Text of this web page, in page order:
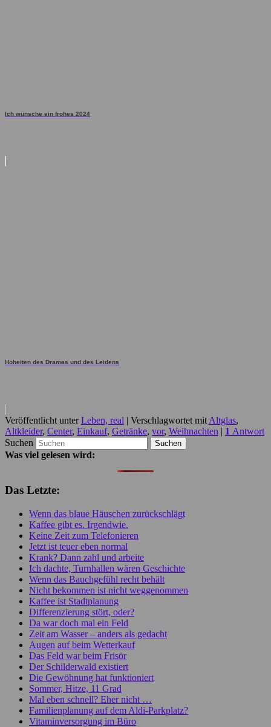
Ich wünsche ein frohes 2024
Hoheiten des Dramas und des Leidens
Veröffentlicht unter Leben, real | Verschlagwortet mit Altglas,
Altkleider, Center, Einkauf, Getränke, vor, Weihnachten | 1 Antwort
Suchen
Was viel gelesen wird:
Das Letzte:
Wenn das blaue Häuschen zurückschlägt
Kaffee gibt es. Irgendwie.
Keine Zeit zum Telefonieren
Jetzt ist teuer eben normal
Krank? Dann zahl und arbeite
Ich dachte, Turnhallen wären Geschichte
Wenn das Bauchgefühl recht behält
Nicht bekommen ist nicht weggenommen
Kaffee ist Stadtplanung
Differenzierung stört, oder?
Da war doch mal ein Feld
Zeit am Wasser – anders als gedacht
Augen auf beim Wetterkauf
Das Feld war beim Frisör
Der Schilderwald existiert
Die Gewöhnung hat funktioniert
Sommer, Hitze, 11 Grad
Mal eben schnell? Eher nicht …
Familienplanung auf dem Aldi-Parkplatz?
Vitaminversorgung im Büro